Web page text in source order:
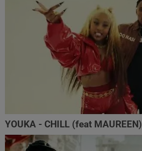
YOUKA - CHILL (feat MAUREEN)